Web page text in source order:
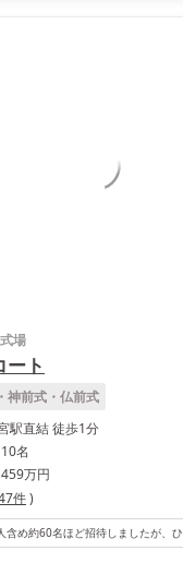
場
ート
神前式・仏前式
駅直結 徒歩1分
名
459万円
件)